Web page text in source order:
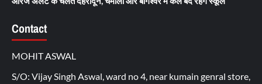
Contact
MOHIT ASWAL
S/O: Vijay Singh Aswal, ward no 4, near kumain genral store,